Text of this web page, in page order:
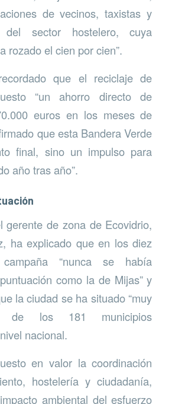
de vecinos, taxistas y
del sector hostelero, cuya
rozado el cien por cien”.
que el reciclaje de
“un ahorro directo de
euros en los meses de
que esta Bandera Verde
final, sino un impulso para
año tras año”.
gerente de zona de Ecovidrio,
ha explicado que en los diez
“nunca se había
como la de Mijas” y
la ciudad se ha situado “muy
de los 181 municipios
nacional.
en valor la coordinación
hostelería y ciudadanía,
ambiental del esfuerzo